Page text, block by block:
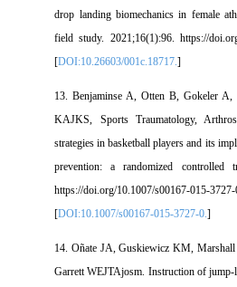
drop landing biomechanics in female
field study. 2021;16(1):96. https://
[DOI:10.26603/001c.18717.
13. Benjaminse A, Otten B, Gokeler
KAJKS, Sports Traumatology,
strategies in basketball players and its
prevention: a randomized
https://doi.org/10.1007/s00167-015-
[DOI:10.1007/s00167-015-3727-0.
14. Oñate JA, Guskiewicz KM,
Garrett WEJTAjosm. Instruction of